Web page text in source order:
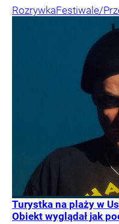
RozrywkaFestiwale/
Turystka na plaży w
Obiekt wyglądał jak